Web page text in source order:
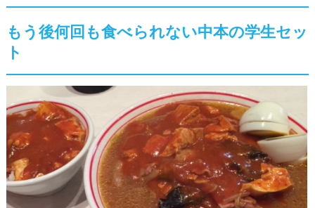
もう後何回も食べられない中本の学生セッ
ト